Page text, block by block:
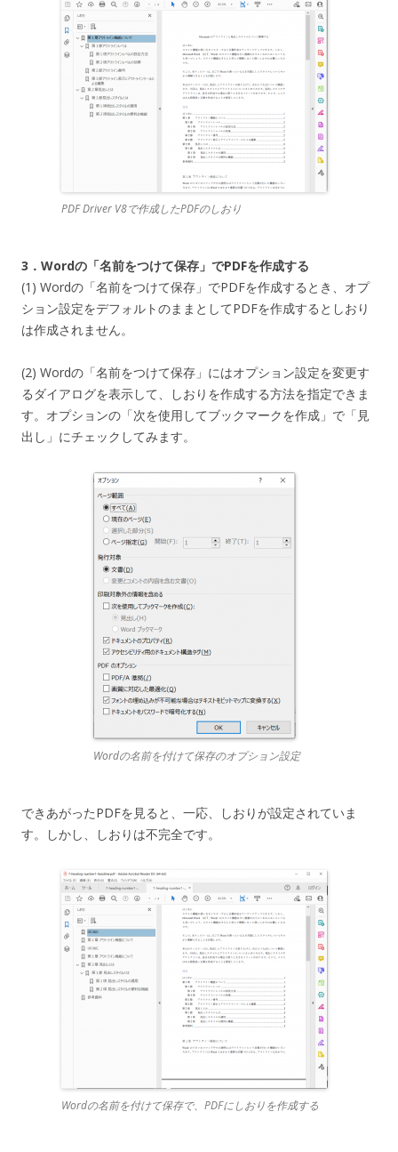
PDF Driver V8で作成したPDFのしおり
3．Wordの「名前をつけて保存」でPDFを作成する
(1) Wordの「名前をつけて保存」でPDFを作成するとき、オプ
ション設定をデフォルトのままとしてPDFを作成するとしおり
は作成されません。
(2) Wordの「名前をつけて保存」にはオプション設定を変更す
るダイアログを表示して、しおりを作成する方法を指定できま
す。オプションの「次を使用してブックマークを作成」で「見
出し」にチェックしてみます。
Wordの名前を付けて保存のオプション設定
できあがったPDFを見ると、一応、しおりが設定されていま
す。しかし、しおりは不完全です。
Wordの名前を付けて保存で、PDFにしおりを作成する